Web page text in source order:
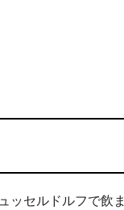
ッセルドルフで飲ま